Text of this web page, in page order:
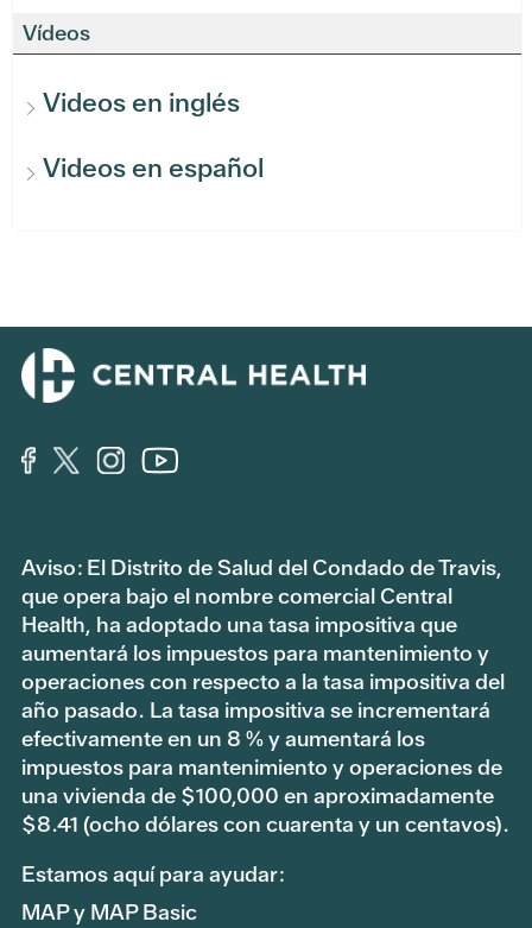
Vídeos
Videos en inglés
Videos en español
Aviso: El Distrito de Salud del Condado de Travis,
que opera bajo el nombre comercial Central
Health, ha adoptado una tasa impositiva que
aumentará los impuestos para mantenimiento y
operaciones con respecto a la tasa impositiva del
año pasado. La tasa impositiva se incrementará
efectivamente en un 8 % y aumentará los
impuestos para mantenimiento y operaciones de
una vivienda de $100,000 en aproximadamente
$8.41 (ocho dólares con cuarenta y un centavos).
Estamos aquí para ayudar:
MAP y MAP Basic